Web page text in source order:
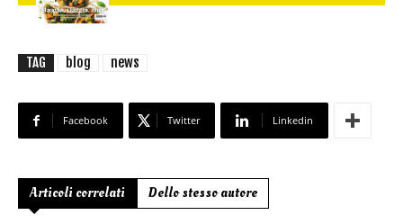
TAG blog news
Facebook Twitter Linkedin
Articoli correlati Dello stesso autore